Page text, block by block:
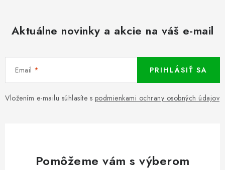
Aktuálne novinky a akcie na váš e-mail
Email
Vložením e-mailu súhlasíte s podmienkami ochrany osobných údajov
PRIHLÁSIŤ SA
Pomôžeme vám s výberom